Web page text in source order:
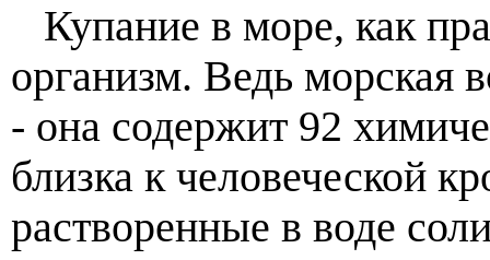
Купание в море, как
организм. Ведь морская
- она содержит 92
близка к человеческой
растворенные в воде